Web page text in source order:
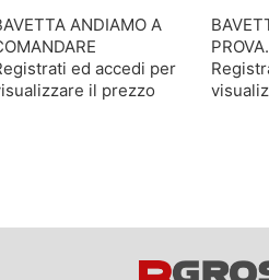
ANDIAMO A
ed accedi per
il prezzo